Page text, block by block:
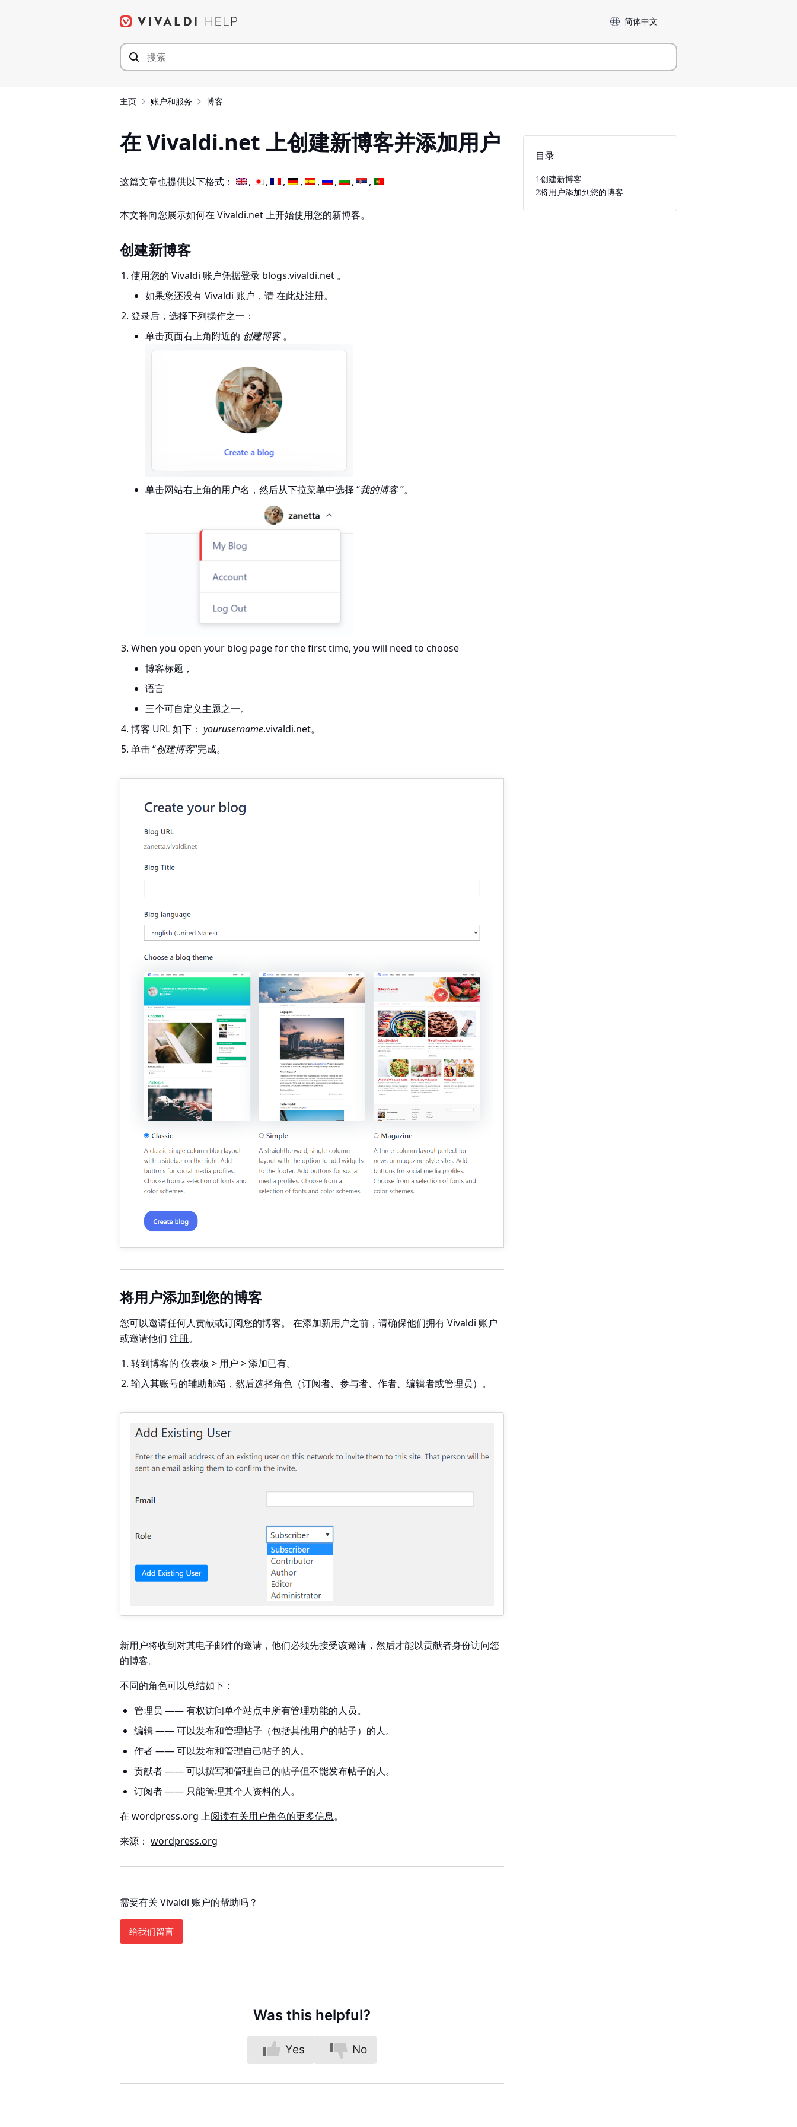
Language
主页 账户和服务 博客
在 Vivaldi.net 上创建新博客并添加用户
这篇文章也提供以下格式：
本文将向您展示如何在 Vivaldi.net 上开始使用您的新博客。
创建新博客
使用您的 Vivaldi 账户凭据登录 blogs.vivaldi.net 。
如果您还没有 Vivaldi 账户，请在此处注册。
登录后，选择下列操作之一：
单击页面右上角附近的 创建博客。
单击网站右上角的用户名，然后从下拉菜单中选择 “我的博客”。
When you open your blog page for the first time, you will need to choose
博客标题，
语言
三个可自定义主题之一。
博客 URL 如下：yourusername.vivaldi.net。
单击 “创建博客”完成。
将用户添加到您的博客
您可以邀请任何人贡献或订阅您的博客。 在添加新用户之前，请确保他们拥有 Vivaldi 账户
或邀请他们 注册。
转到博客的仪表板 > 用户 > 添加已有。
输入其账号的辅助邮箱，然后选择角色（订阅者、参与者、作者、编辑者或管理员）。
新用户将收到对其电子邮件的邀请，他们必须先接受该邀请，然后才能以贡献者身份访问您
的博客。
不同的角色可以总结如下：
管理员 —— 有权访问单个站点中所有管理功能的人员。
编辑—— 可以发布和管理帖子（包括其他用户的帖子）的人。
作者—— 可以发布和管理自己帖子的人。
贡献者—— 可以撰写和管理自己的帖子但不能发布帖子的人。
订阅者—— 只能管理其个人资料的人。
在 wordpress.org 上阅读有关用户角色的更多信息。
来源： wordpress.org
需要有关 Vivaldi 账户的帮助吗？
给我们留言
Was this helpful?
Yes No
目录
1创建新博客
2将用户添加到您的博客